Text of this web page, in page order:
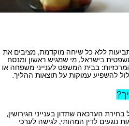
ללא כל שיחה מוקדמת, מציבים את
בישראל, מי שמגיש ראשון ומנסח
בבית המשפט לענייני משפחה או
להשפיע עמוקות על תוצאות ההליך.
הערכאה שתדון בענייני הגירושין,
נוגעים לדין המהותי, לגישה לערכי